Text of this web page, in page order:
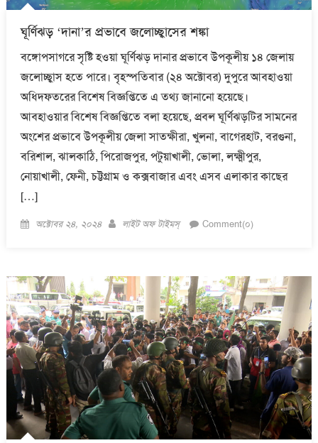
ঘূর্ণিঝড় ‘দানা’র প্রভাবে জলোচ্ছ্বাসের শঙ্কা
বঙ্গোপসাগরে সৃষ্টি হওয়া ঘূর্ণিঝড় দানার প্রভাবে উপকূলীয় ১৪ জেলায়
জলোচ্ছ্বাস হতে পারে। বৃহস্পতিবার (২৪ অক্টোবর) দুপুরে আবহাওয়া
অধিদফতরের বিশেষ বিজ্ঞপ্তিতে এ তথ্য জানানো হয়েছে।
আবহাওয়ার বিশেষ বিজ্ঞপ্তিতে বলা হয়েছে, প্রবল ঘূর্ণিঝড়টির সামনের
অংশের প্রভাবে উপকূলীয় জেলা সাতক্ষীরা, খুলনা, বাগেরহাট, বরগুনা,
বরিশাল, ঝালকাঠি, পিরোজপুর, পটুয়াখালী, ভোলা, লক্ষ্মীপুর,
নোয়াখালী, ফেনী, চট্টগ্রাম ও কক্সবাজার এবং এসব এলাকার কাছের
[…]
Posted
অক্টোবর ২৪, ২০২৪ Author
লাইট অফ টাইমস্ Comment(০)